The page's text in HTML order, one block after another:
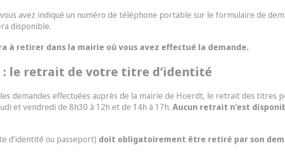
avez indiqué un numéro de téléphone portable sur le formulaire de
disponible.
à retirer dans la mairie où vous avez effectué la demande.
: le retrait de votre titre d’identité
demandes effectuées auprès de la mairie de Hoerdt, le retrait des titres
et vendredi de 8h30 à 12h et de 14h à 17h. Aucun retrait n’est
d’identité ou passeport) doit obligatoirement être retiré par son